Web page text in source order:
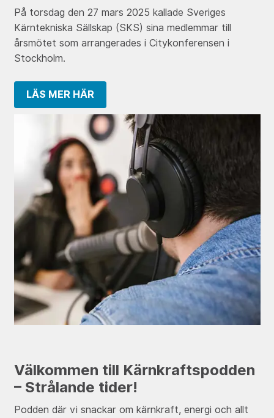
På torsdag den 27 mars 2025 kallade Sveriges
Kärntekniska Sällskap (SKS) sina medlemmar till
årsmötet som arrangerades i Citykonferensen i
Stockholm.
LÄS MER HÄR
Välkommen till Kärnkraftspodden
– Strålande tider!
Podden där vi snackar om kärnkraft, energi och allt